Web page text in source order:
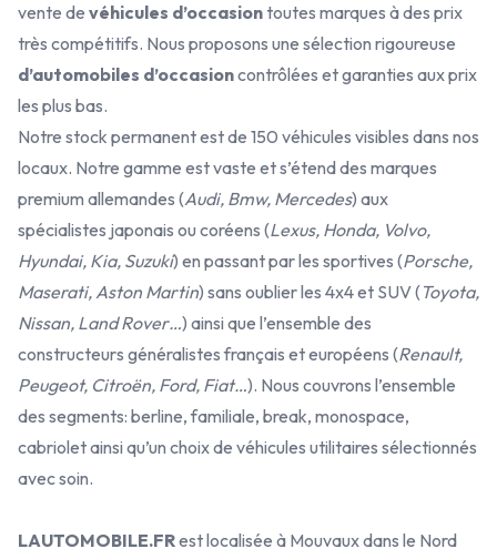
vente de véhicules d’occasiontoutes marques à des prix
très compétitifs. Nous proposons une sélection rigoureuse
d’automobiles d’occasioncontrôlées et garanties aux prix
les plus bas.
Notre stock permanent est de 150 véhicules visibles dans nos
locaux. Notre gamme est vaste et s’étend des marques
premium allemandes (Audi, Bmw, Mercedes) aux
spécialistes japonais ou coréens (Lexus, Honda, Volvo,
Hyundai, Kia, Suzuki) en passant par les sportives (Porsche,
Maserati, Aston Martin) sans oublier les 4x4 et SUV (Toyota,
Nissan, Land Rover…) ainsi que l’ensemble des
constructeurs généralistes français et européens (Renault,
Peugeot, Citroën, Ford, Fiat…). Nous couvrons l’ensemble
des segments: berline, familiale, break, monospace,
cabriolet ainsi qu’un choix de véhicules utilitaires sélectionnés
avec soin.
LAUTOMOBILE.FRest localisée à Mouvaux dans le Nord